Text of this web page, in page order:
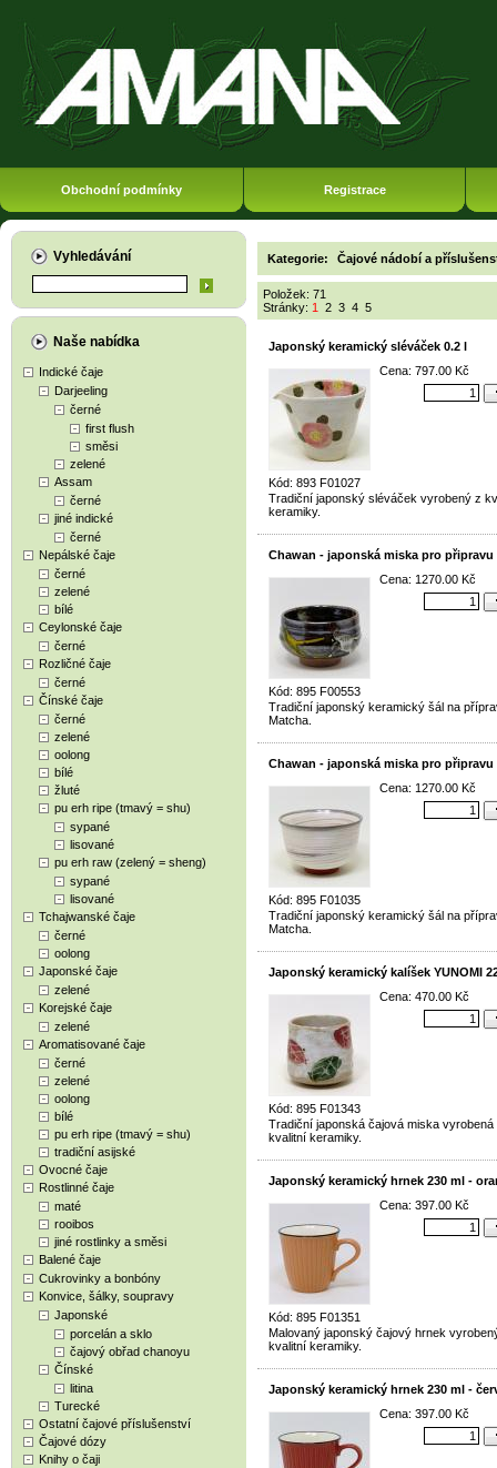
Obchodní podmínky Registrace
Vyhledávání
Naše nabídka
Indické čaje
Darjeeling
černé
first flush
směsi
zelené
Assam
černé
jiné indické
černé
Nepálské čaje
černé
zelené
bílé
Ceylonské čaje
černé
Rozličné čaje
černé
Čínské čaje
černé
zelené
oolong
bílé
žluté
pu erh ripe (tmavý = shu)
sypané
lisované
pu erh raw (zelený = sheng)
sypané
lisované
Tchajwanské čaje
černé
oolong
Japonské čaje
zelené
Korejské čaje
zelené
Aromatisované čaje
černé
zelené
oolong
bílé
pu erh ripe (tmavý = shu)
tradiční asijské
Ovocné čaje
Rostlinné čaje
maté
rooibos
jiné rostlinky a směsi
Balené čaje
Cukrovinky a bonbóny
Konvice, šálky, soupravy
Japonské
porcelán a sklo
čajový obřad chanoyu
Čínské
litina
Turecké
Ostatní čajové příslušenství
Čajové dózy
Knihy o čaji
Kategorie: Čajové nádobí a
Položek: 71
Stránky: 1 2 3 4 5
Japonský keramický sléváček 0.2 l
Kód: 893 F01027
Cena: 797.00 Kč
Tradiční japonský sléváček vyrobený z
keramiky.
Chawan - japonská miska pro připravu
Kód: 895 F00553
Cena: 1270.00 Kč
Tradiční japonský keramický šál na
Matcha.
Chawan - japonská miska pro připravu
Kód: 895 F01035
Cena: 1270.00 Kč
Tradiční japonský keramický šál na
Matcha.
Japonský keramický kalíšek YUNOMI
Kód: 895 F01343
Cena: 470.00 Kč
Tradiční japonská čajová miska
kvalitní keramiky.
Japonský keramický hrnek 230 ml -
Kód: 895 F01351
Cena: 397.00 Kč
Malovaný japonský čajový hrnek
kvalitní keramiky.
Japonský keramický hrnek 230 ml -
Cena: 397.00 Kč